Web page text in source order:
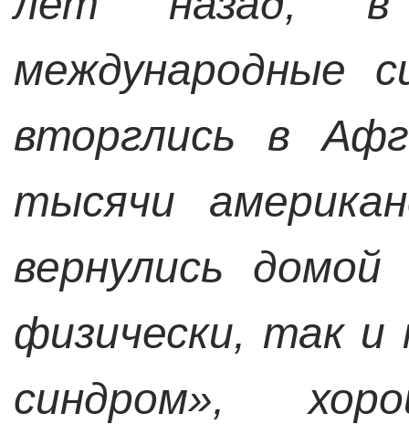
международные
вторглись в
тысячи
вернулись
физически, так и
синдром»,